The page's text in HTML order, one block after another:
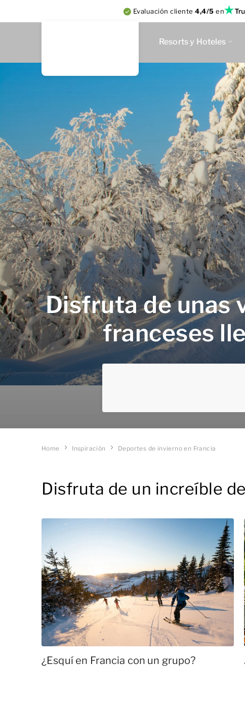
Evaluación cliente4,4/5 en
Resorts y Hoteles
Disfruta de unas
franceses
Home Inspiración Deportes de invierno en Francia
Disfruta de un increíble
¿Esquí en Francia con un grupo?